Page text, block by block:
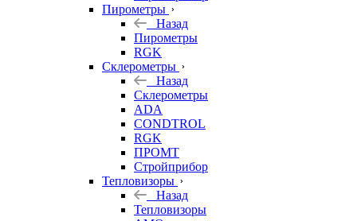
Пирометры
Назад
Пирометры
RGK
Склерометры
Назад
Склерометры
ADA
CONDTROL
RGK
ПРОМТ
Стройприбор
Тепловизоры
Назад
Тепловизоры